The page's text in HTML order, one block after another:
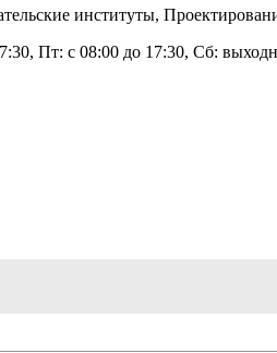
институты,
Пт: с 08:00 до 17:30, Сб: